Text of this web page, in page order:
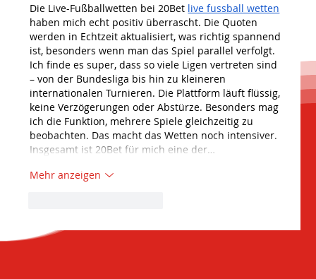
Ein Jahr des Neubeginns: Rückblick auf 2024 und unsere
Vision für 2025
Die Live-Fußballwetten bei 20Bet live fussball wetten
haben mich echt positiv überrascht. Die Quoten
werden in Echtzeit aktualisiert, was richtig spannend
ist, besonders wenn man das Spiel parallel verfolgt.
Ich finde es super, dass so viele Ligen vertreten sind
– von der Bundesliga bis hin zu kleineren
internationalen Turnieren. Die Plattform läuft flüssig,
keine Verzögerungen oder Abstürze. Besonders mag
ich die Funktion, mehrere Spiele gleichzeitig zu
beobachten. Das macht das Wetten noch intensiver.
Insgesamt ist 20Bet für mich eine der…
Mehr anzeigen